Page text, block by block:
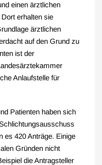
einen ärztlichen
erhalten sie
ärztlichen
auf den Grund zu
ist der
Anlaufstelle für
Patienten haben sich
es 420 Anträge. Einige
Gründen nicht
die Antragsteller